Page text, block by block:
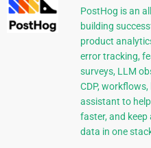
PostHog is an
building
product
error tracking,
surveys, LLM
CDP,
assistant to
faster, and
data in one